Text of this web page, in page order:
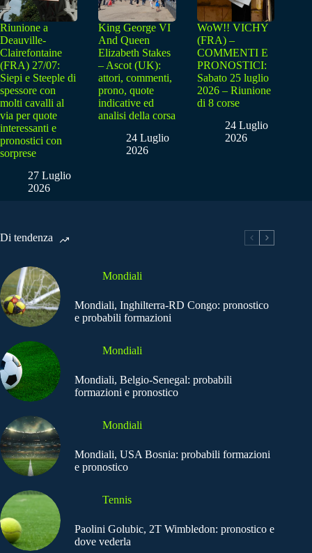
Riunione a
Deauville-
Clairefontaine
(FRA) 27/07:
Siepi e Steeple di
spessore con
molti cavalli al
via per quote
interessanti e
pronostici con
sorprese
27 Luglio
2026
King George VI
And Queen
Elizabeth Stakes
– Ascot (UK):
attori, commenti,
prono, quote
indicative ed
analisi della corsa
24 Luglio
2026
WoW!! VICHY
(FRA) –
COMMENTI E
PRONOSTICI:
Sabato 25 luglio
2026 – Riunione
di 8 corse
24 Luglio
2026
Di tendenza
Mondiali
Mondiali, Inghilterra-RD Congo: pronostico
e probabili formazioni
Mondiali
Mondiali, Belgio-Senegal: probabili
formazioni e pronostico
Mondiali
Mondiali, USA Bosnia: probabili formazioni
e pronostico
Tennis
Paolini Golubic, 2T Wimbledon: pronostico e
dove vederla